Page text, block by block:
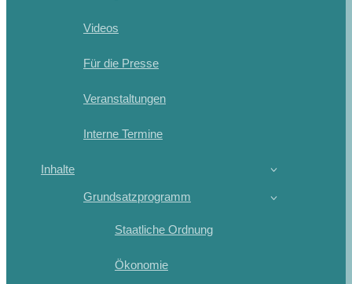
Videos
Für die Presse
Veranstaltungen
Interne Termine
Inhalte
Grundsatzprogramm
Staatliche Ordnung
Ökonomie